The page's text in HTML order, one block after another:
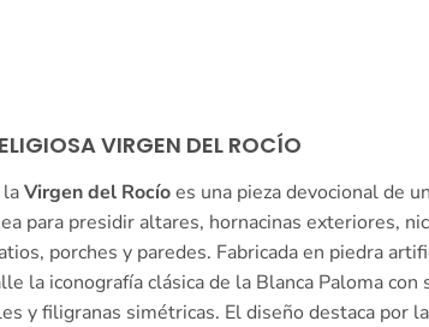
VIRGEN DEL ROCÍO
Virgen del Rocíoes una pieza devocional de
para presidir altares, hornacinas exteriores,
porches y paredes. Fabricada en piedra
la iconografía clásica de la Blanca Paloma
y filigranas simétricas. El diseño destaca